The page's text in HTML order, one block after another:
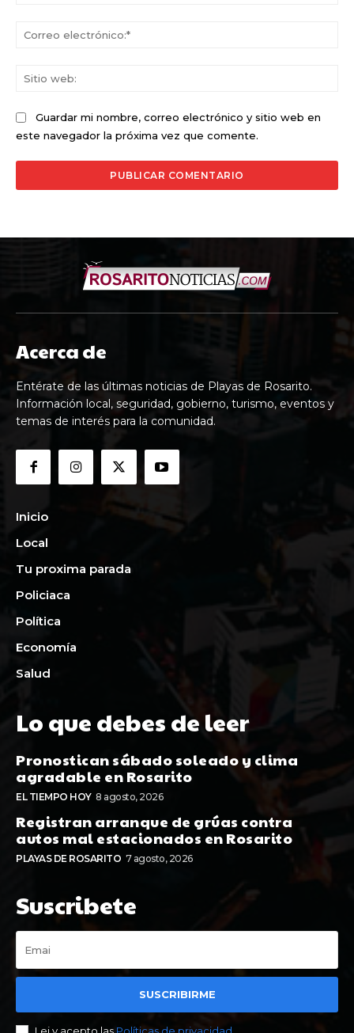
Guardar mi nombre, correo electrónico y sitio web en
este navegador la próxima vez que comente.
Acerca de
Entérate de las últimas noticias de Playas de Rosarito.
Información local, seguridad, gobierno, turismo, eventos y
temas de interés para la comunidad.
Inicio
Local
Tu proxima parada
Policiaca
Política
Economía
Salud
Lo que debes de leer
Pronostican sábado soleado y clima
agradable en Rosarito
EL TIEMPO HOY 8 agosto, 2026
Registran arranque de grúas contra
autos mal estacionados en Rosarito
PLAYAS DE ROSARITO 7 agosto, 2026
Suscribete
SUSCRIBIRME